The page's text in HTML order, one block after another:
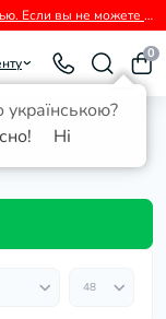
⚠️ В настоящее время возможны перебои со связью. Если вы не можете дозвониться, пожалуйста, пишите нам в Viber.
0
Ні